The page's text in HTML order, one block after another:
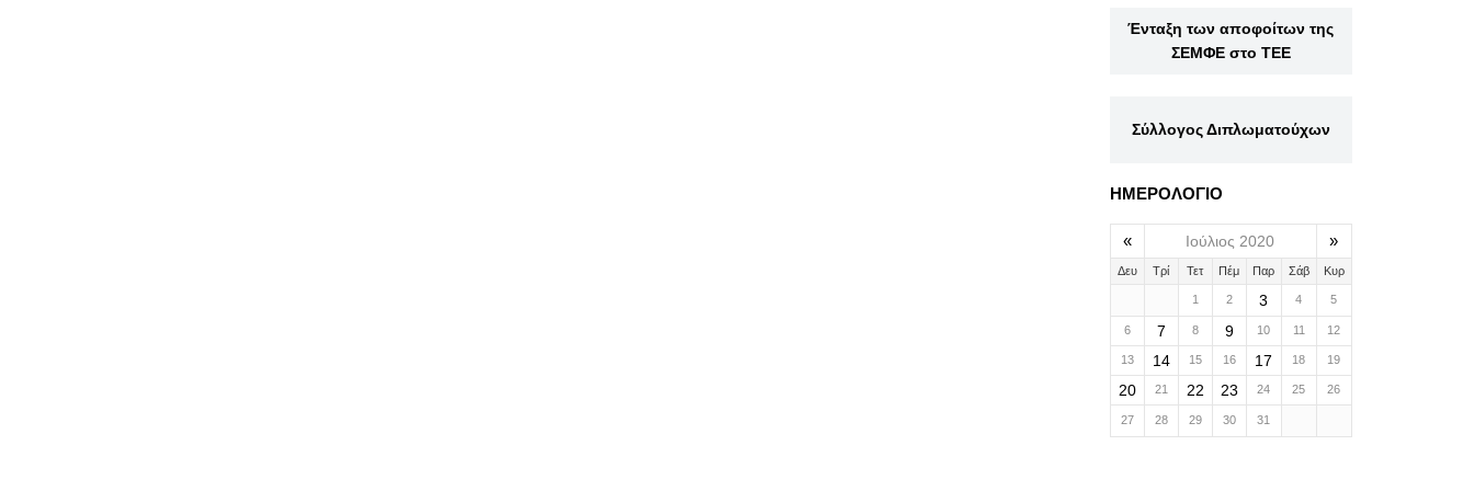
Ένταξη των αποφοίτων της
ΣΕΜΦΕ στο ΤΕΕ
Σύλλογος Διπλωματούχων
ΗΜΕΡΟΛΟΓΙΟ
« Ιούλιος 2020 »
Δευ Τρί Τετ Πέμ Παρ Σάβ Κυρ
1 2 3 4 5
6 7 8 9 10 11 12
13 14 15 16 17 18 19
20 21 22 23 24 25 26
27 28 29 30 31